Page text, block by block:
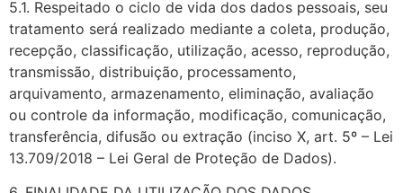
5.1. Respeitado o ciclo de vida dos dados pessoais, seu
tratamento será realizado mediante a coleta, produção,
recepção, classificação, utilização, acesso, reprodução,
transmissão, distribuição, processamento,
arquivamento, armazenamento, eliminação, avaliação
ou controle da informação, modificação, comunicação,
transferência, difusão ou extração (inciso X, art. 5º – Lei
13.709/2018 – Lei Geral de Proteção de Dados).